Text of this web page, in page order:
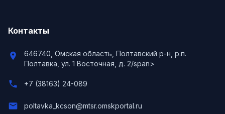
Контакты
location_on
646740, Омская область, Полтавский р-н, р.п.
Полтавка, ул. 1 Восточная, д. 2/span>
phone +7 (38163) 24-089
email poltavka_kcson@mtsr.omskportal.ru